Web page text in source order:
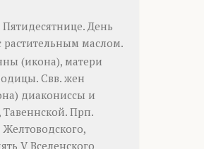
День
маслом.
(икона), матери
Свв. жен
) диакониссы и
Тавеннской. Прп.
Желтоводского,
V Вселенского